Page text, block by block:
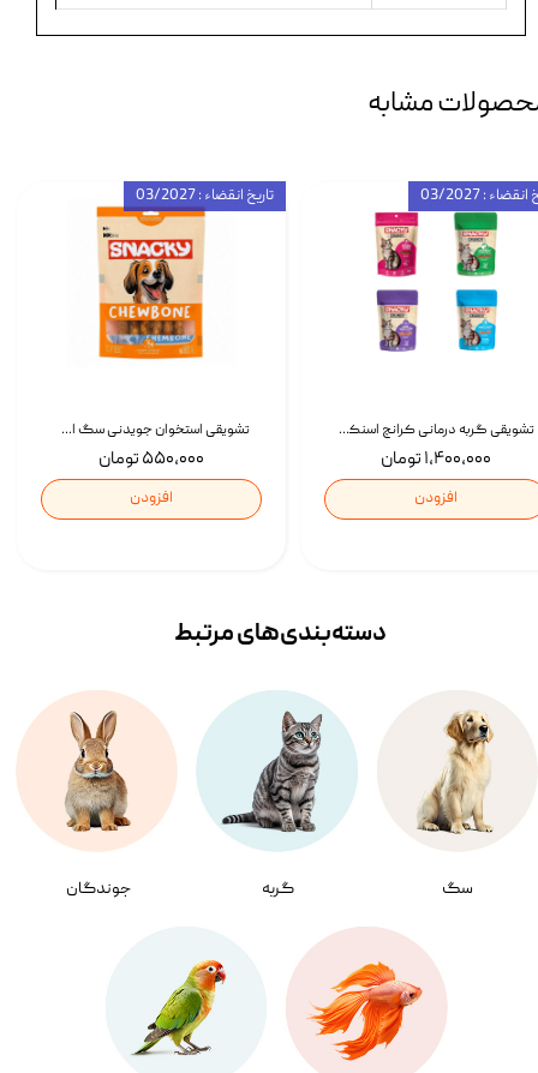
مشابه
تشویقی استخوان جویدنی سگ اسنکی کرانچی با طعم مرغ Snacky Crunchy Munchy وزن 100 گرم
۵۵۰,۰۰۰ تومان
افزودن
تاریخ انقضاء : 03/2027
تشویقی گربه درمانی کرانچ اسنکی با طعم میکس Snacky Crunch Cat Treats وزن 60 گرم بسته 4 عددی
۱,۴۰۰,۰۰۰ تومان
افزودن
: 03/2027
سگ گربه جوندگان
دسته‌بندی‌‌های مرتبط